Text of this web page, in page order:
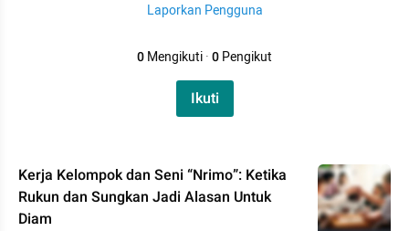
Laporkan Pengguna
0Mengikuti·0Pengikut
Ikuti
Kerja Kelompok dan Seni “Nrimo”: Ketika
Rukun dan Sungkan Jadi Alasan Untuk
Diam